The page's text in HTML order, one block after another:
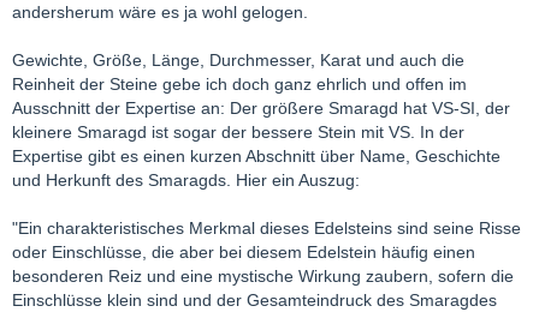
andersherum wäre es ja wohl gelogen.
Gewichte, Größe, Länge, Durchmesser, Karat und auch die
Reinheit der Steine gebe ich doch ganz ehrlich und offen im
Ausschnitt der Expertise an: Der größere Smaragd hat VS-SI, der
kleinere Smaragd ist sogar der bessere Stein mit VS. In der
Expertise gibt es einen kurzen Abschnitt über Name, Geschichte
und Herkunft des Smaragds. Hier ein Auszug:
"Ein charakteristisches Merkmal dieses Edelsteins sind seine Risse
oder Einschlüsse, die aber bei diesem Edelstein häufig einen
besonderen Reiz und eine mystische Wirkung zaubern, sofern die
Einschlüsse klein sind und der Gesamteindruck des Smaragdes